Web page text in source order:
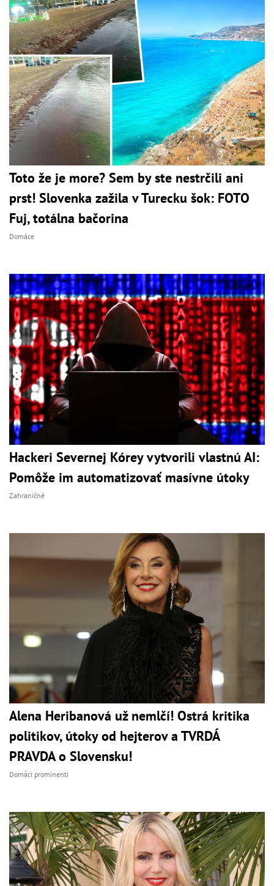
Toto že je more? Sem by ste nestrčili ani
prst! Slovenka zažila v Turecku šok: FOTO
Fuj, totálna bačorina
Domáce
Hackeri Severnej Kórey vytvorili vlastnú AI:
Pomôže im automatizovať masívne útoky
Zahraničné
Alena Heribanová už nemlčí! Ostrá kritika
politikov, útoky od hejterov a TVRDÁ
PRAVDA o Slovensku!
Domáci prominenti